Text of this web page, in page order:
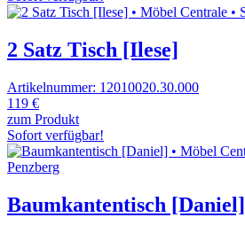
2 Satz Tisch [Ilese]
Artikelnummer: 12010020.30.000
119 €
zum Produkt
Sofort verfügbar!
Baumkantentisch [Daniel]